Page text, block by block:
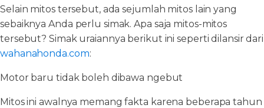
Selain mitos tersebut, ada sejumlah mitos lain yang
sebaiknya Anda perlu simak. Apa saja mitos-mitos
tersebut? Simak uraiannya berikut ini seperti dilansir dari
wahanahonda.com:
Motor baru tidak boleh dibawa ngebut
Mitos ini awalnya memang fakta karena beberapa tahun